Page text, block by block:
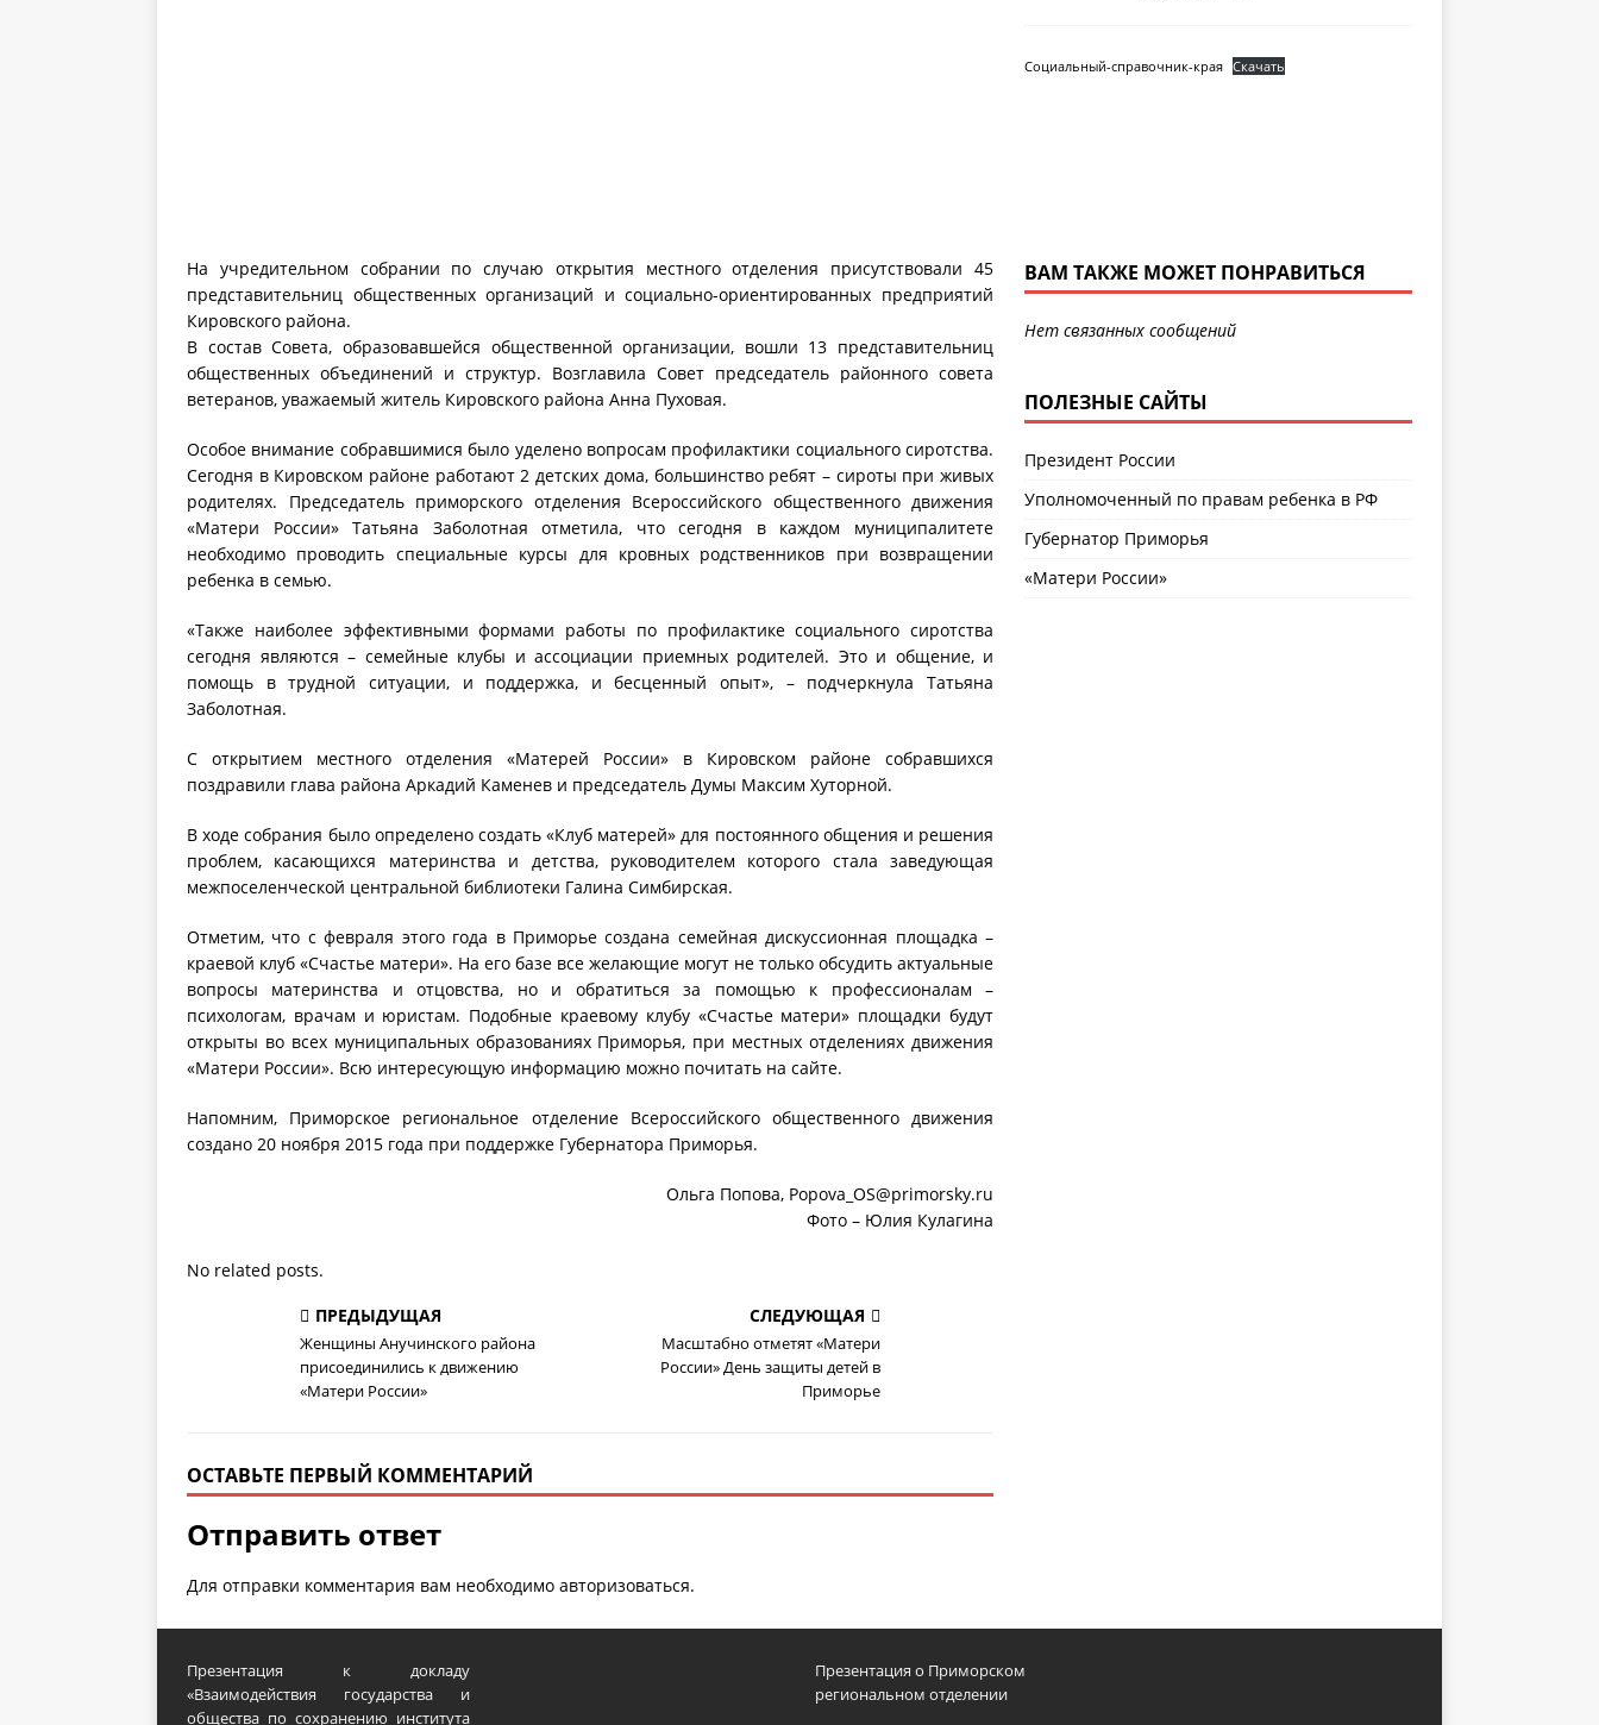
На учредительном собрании по случаю открытия местного отделения присутствовали 45
представительниц общественных организаций и социально-ориентированных предприятий
Кировского района.
В состав Совета, образовавшейся общественной организации, вошли 13 представительниц
общественных объединений и структур. Возглавила Совет председатель районного совета
ветеранов, уважаемый житель Кировского района Анна Пуховая.
Особое внимание собравшимися было уделено вопросам профилактики социального сиротства.
Сегодня в Кировском районе работают 2 детских дома, большинство ребят – сироты при живых
родителях. Председатель приморского отделения Всероссийского общественного движения
«Матери России» Татьяна Заболотная отметила, что сегодня в каждом муниципалитете
необходимо проводить специальные курсы для кровных родственников при возвращении
ребенка в семью.
«Также наиболее эффективными формами работы по профилактике социального сиротства
сегодня являются – семейные клубы и ассоциации приемных родителей. Это и общение, и
помощь в трудной ситуации, и поддержка, и бесценный опыт», – подчеркнула Татьяна
Заболотная.
С открытием местного отделения «Матерей России» в Кировском районе собравшихся
поздравили глава района Аркадий Каменев и председатель Думы Максим Хуторной.
В ходе собрания было определено создать «Клуб матерей» для постоянного общения и решения
проблем, касающихся материнства и детства, руководителем которого стала заведующая
межпоселенческой центральной библиотеки Галина Симбирская.
Отметим, что с февраля этого года в Приморье создана семейная дискуссионная площадка –
краевой клуб «Счастье матери». На его базе все желающие могут не только обсудить актуальные
вопросы материнства и отцовства, но и обратиться за помощью к профессионалам –
психологам, врачам и юристам. Подобные краевому клубу «Счастье матери» площадки будут
открыты во всех муниципальных образованиях Приморья, при местных отделениях движения
«Матери России». Всю интересующую информацию можно почитать на сайте.
Напомним, Приморское региональное отделение Всероссийского общественного движения
создано 20 ноября 2015 года при поддержке Губернатора Приморья.
Ольга Попова, Popova_OS@primorsky.ru
Фото – Юлия Кулагина
No related posts.
ПРЕДЫДУЩАЯ
Женщины Анучинского района
присоединились к движению
«Матери России»
СЛЕДУЮЩАЯ
Масштабно отметят «Матери
России» День защиты детей в
Приморье
ОСТАВЬТЕ ПЕРВЫЙ КОММЕНТАРИЙ
Отправить ответ
Для отправки комментария вам необходимо авторизоваться.
Социальный-справочник-края Скачать
ВАМ ТАКЖЕ МОЖЕТ ПОНРАВИТЬСЯ
Нет связанных сообщений
ПОЛЕЗНЫЕ САЙТЫ
Президент России
Уполномоченный по правам ребенка в РФ
Губернатор Приморья
«Матери России»
Презентация к докладу
«Взаимодействия государства и
общества по сохранению института
Презентация о Приморском
региональном отделении